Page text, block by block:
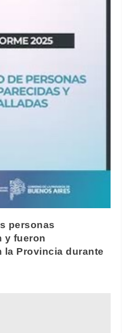
personas
y fueron
la Provincia durante